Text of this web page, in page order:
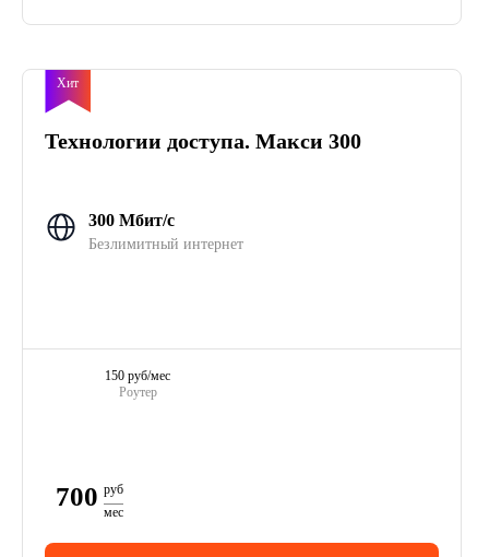
Хит
Технологии доступа. Макси 300
300 Мбит/с
Безлимитный интернет
Роутер
150 руб/мес
700 руб
мес